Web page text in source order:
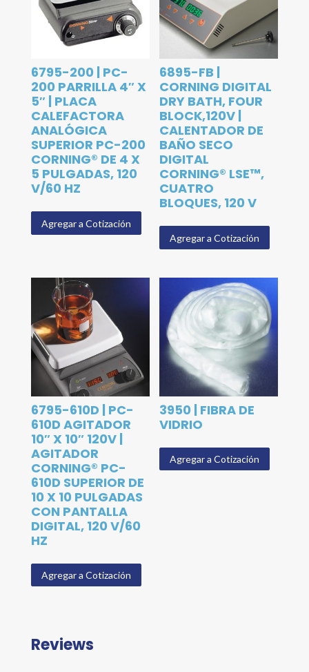
6795-200 | PC-
200 PARRILLA 4″ X
5″ | PLACA
CALEFACTORA
ANALÓGICA
SUPERIOR PC-200
CORNING® DE 4 X
5 PULGADAS, 120
V/60 HZ
Agregar a Cotización
6895-FB |
CORNING DIGITAL
DRY BATH, FOUR
BLOCK,120V |
CALENTADOR DE
BAÑO SECO
DIGITAL
CORNING® LSE™,
CUATRO
BLOQUES, 120 V
Agregar a Cotización
6795-610D | PC-
610D AGITADOR
10″ X 10″ 120V |
AGITADOR
CORNING® PC-
610D SUPERIOR DE
10 X 10 PULGADAS
CON PANTALLA
DIGITAL, 120 V/60
HZ
Agregar a Cotización
3950 | FIBRA DE
VIDRIO
Agregar a Cotización
Reviews